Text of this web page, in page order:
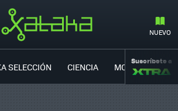
NUEVO
SELECCIÓN CIENCIA MOVILIDAD
Suscríbete a